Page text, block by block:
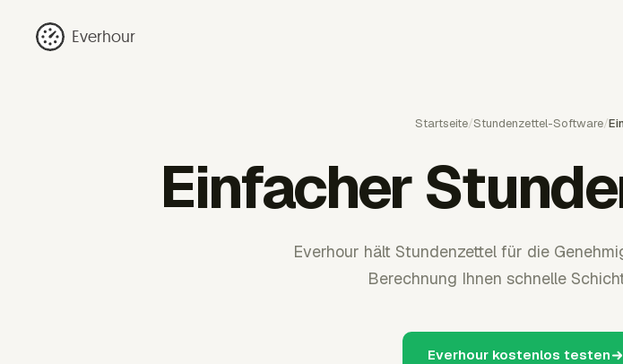
Everhour
Startseite/Stundenzettel-Software/
Einfacher
Everhour hält Stundenzettel für die
Berechnung Ihnen schnelle
Everhour kostenlos testen